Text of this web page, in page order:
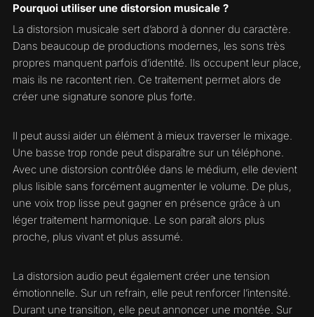
Pourquoi utiliser une distorsion musicale ?
La distorsion musicale sert d’abord à donner du caractère.
Dans beaucoup de productions modernes, les sons très
propres manquent parfois d’identité. Ils occupent leur place,
mais ils ne racontent rien. Ce traitement permet alors de
créer une signature sonore plus forte.
Il peut aussi aider un élément à mieux traverser le mixage.
Une basse trop ronde peut disparaître sur un téléphone.
Avec une distorsion contrôlée dans le médium, elle devient
plus lisible sans forcément augmenter le volume. De plus,
une voix trop lisse peut gagner en présence grâce à un
léger traitement harmonique. Le son paraît alors plus
proche, plus vivant et plus assumé.
La distorsion audio peut également créer une tension
émotionnelle. Sur un refrain, elle peut renforcer l’intensité.
Durant une transition, elle peut annoncer une montée. Sur